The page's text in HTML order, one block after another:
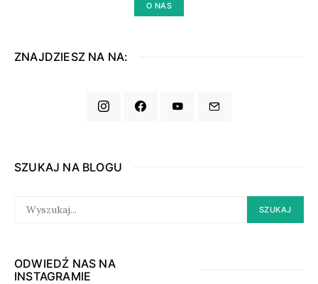
O NAS
ZNAJDZIESZ NA NA:
SZUKAJ NA BLOGU
FOR:
SZUKAJ
ODWIEDŹ NAS NA
INSTAGRAMIE